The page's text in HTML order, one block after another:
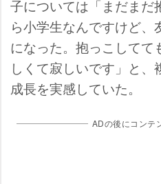
子については「まだまだ
ら小学生なんですけど、
になった。抱っこして
しくて寂しいです」と
成長を実感していた。
ADの後にコンテ